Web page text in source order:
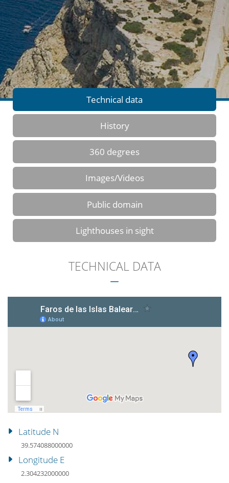
Technical data
History
360 degrees
Images/Videos
Public domain
Lighthouses in sight
TECHNICAL DATA
Latitude N
39.574088000000
Longitude E
2.304232000000